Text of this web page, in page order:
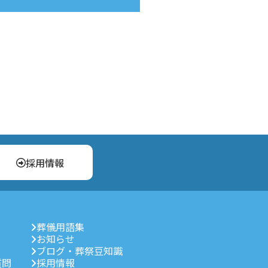
採用情報
葬儀用語集
お知らせ
ブログ・葬祭豆知識
採用情報